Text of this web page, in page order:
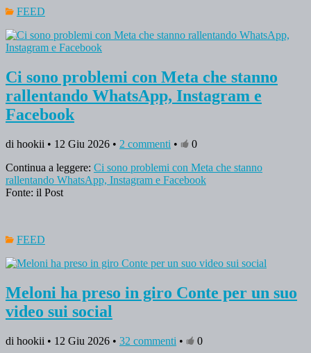
FEED
Ci sono problemi con Meta che stanno
rallentando WhatsApp, Instagram e
Facebook
di hookii • 12 Giu 2026 • 2 commenti •
0
Continua a leggere: Ci sono problemi con Meta che stanno
rallentando WhatsApp, Instagram e Facebook
Fonte: il Post
FEED
Meloni ha preso in giro Conte per un suo
video sui social
di hookii • 12 Giu 2026 • 32 commenti •
0